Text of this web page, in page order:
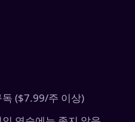
($7.99/주 이상)